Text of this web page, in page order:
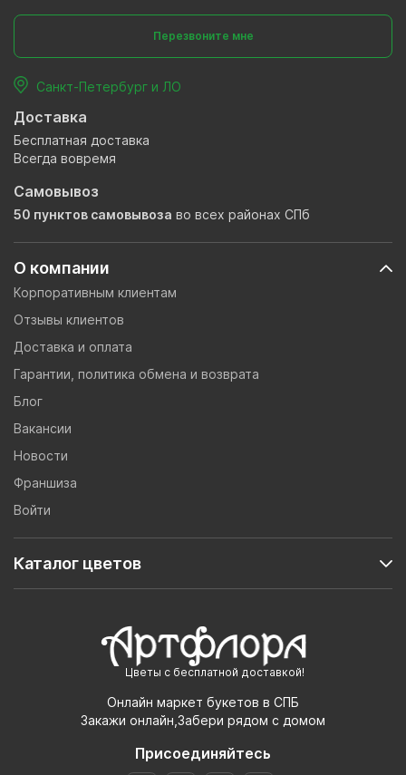
Цветы с бесплатной доставкой!
Онлайн маркет букетов в СПБ
Закажи онлайн,Забери рядом с домом
Присоединяйтесь
О компании
Корпоративным клиентам
Отзывы клиентов
Доставка и оплата
Гарантии, политика обмена и возврата
Блог
Вакансии
Новости
Франшиза
Войти
Каталог цветов
Перезвоните мне
Санкт-Петербург и ЛО
Доставка
Бесплатная доставка
Всегда вовремя
Самовывоз
50 пунктов самовывоза во всех районах СПб